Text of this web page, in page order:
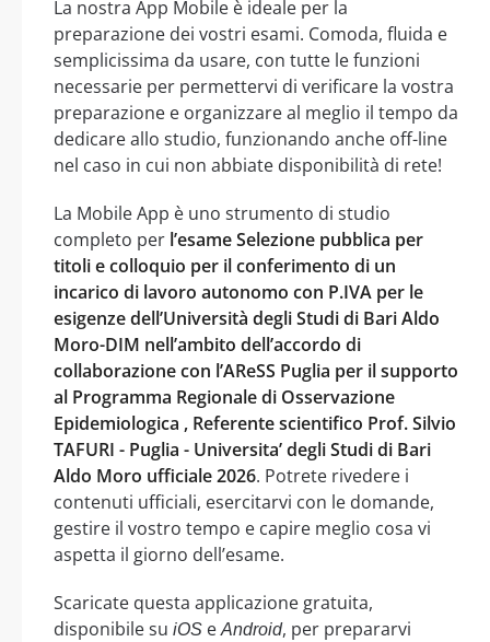
La nostra App Mobile è ideale per la
preparazione dei vostri esami. Comoda, fluida e
semplicissima da usare, con tutte le funzioni
necessarie per permettervi di verificare la vostra
preparazione e organizzare al meglio il tempo da
dedicare allo studio, funzionando anche off-line
nel caso in cui non abbiate disponibilità di rete!
La Mobile App è uno strumento di studio
completo per l’esame Selezione pubblica per
titoli e colloquio per il conferimento di un
incarico di lavoro autonomo con P.IVA per le
esigenze dell’Università degli Studi di Bari Aldo
Moro-DIM nell’ambito dell’accordo di
collaborazione con l’AReSS Puglia per il supporto
al Programma Regionale di Osservazione
Epidemiologica , Referente scientifico Prof. Silvio
TAFURI - Puglia - Universita’ degli Studi di Bari
Aldo Moro ufficiale 2026. Potrete rivedere i
contenuti ufficiali, esercitarvi con le domande,
gestire il vostro tempo e capire meglio cosa vi
aspetta il giorno dell’esame.
Scaricate questa applicazione gratuita,
disponibile su iOS eAndroid, per prepararvi